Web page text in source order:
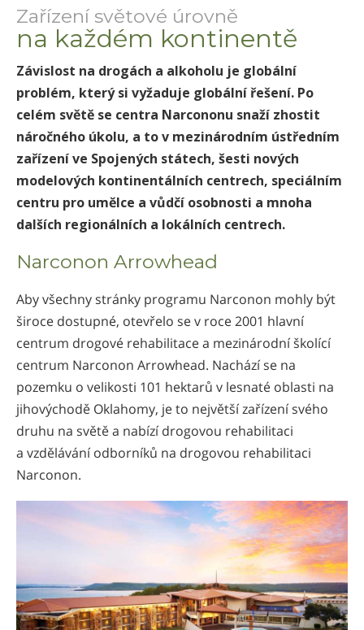
Zařízení světové úrovně
na každém kontinentě
Závislost na drogách a alkoholu je globální
problém, který si vyžaduje globální řešení. Po
celém světě se centra Narcononu snaží zhostit
náročného úkolu, a to v mezinárodním ústředním
zařízení ve Spojených státech, šesti nových
modelových kontinentálních centrech, speciálním
centru pro umělce a vůdčí osobnosti a mnoha
dalších regionálních a lokálních centrech.
Narconon Arrowhead
Aby všechny stránky programu Narconon mohly být
široce dostupné, otevřelo se v roce 2001 hlavní
centrum drogové rehabilitace a mezinárodní školící
centrum Narconon Arrowhead. Nachází se na
pozemku o velikosti 101 hektarů v lesnaté oblasti na
jihovýchodě Oklahomy, je to největší zařízení svého
druhu na světě a nabízí drogovou rehabilitaci
a vzdělávání odborníků na drogovou rehabilitaci
Narconon.